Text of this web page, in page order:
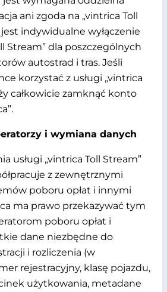
ani zgoda na „vintrica Toll
indywidualne wyłączenie
Stream” dla poszczególnych
autostrad i tras. Jeśli
korzystać z usługi „vintrica
całkowicie zamknąć konto
i wymiana danych
usługi „vintrica Toll Stream”
z zewnętrznymi
poboru opłat i innymi
ma prawo przekazywać tym
poboru opłat i
dane niezbędne do
i rozliczenia (w
rejestracyjny, klasę pojazdu,
użytkowania, metadane